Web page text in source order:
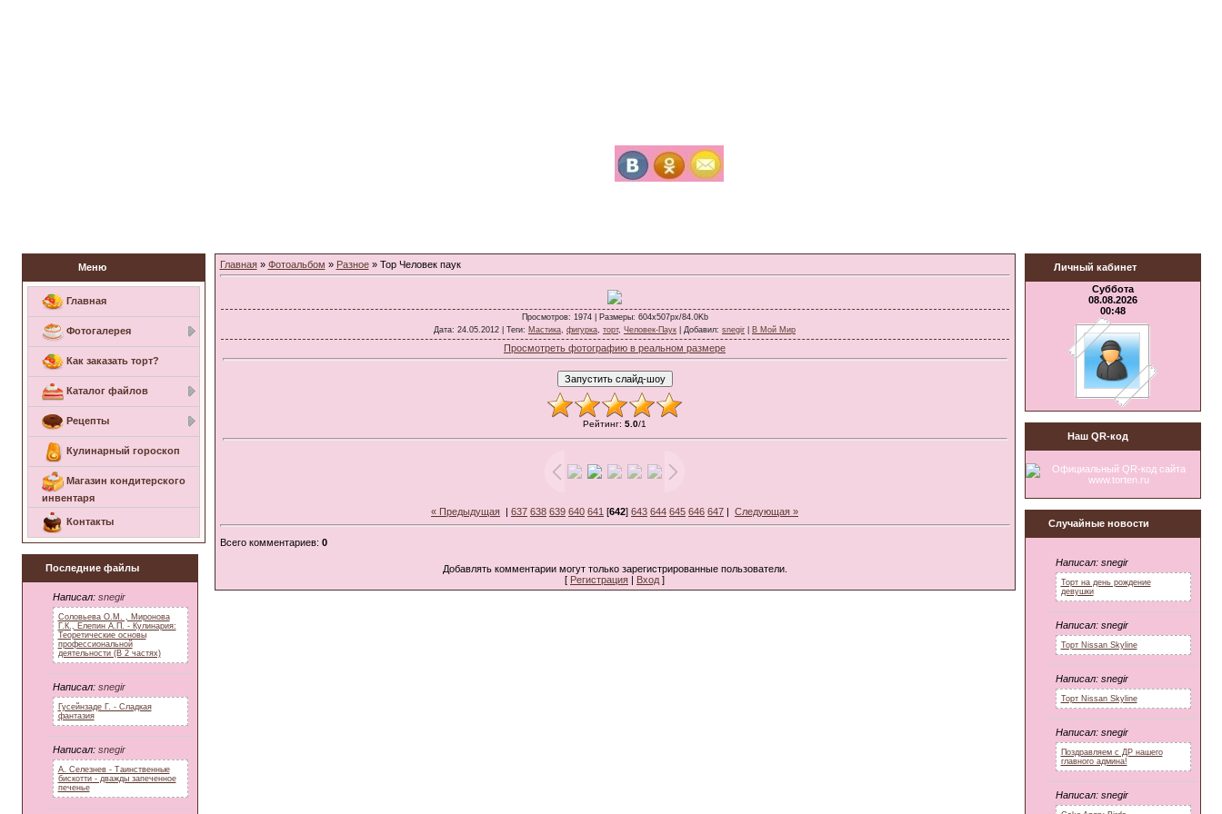
Меню
Главная
Фотогалерея
Как заказать торт?
Каталог файлов
Рецепты
Кулинарный гороскоп
Магазин кондитерского
инвентаря
Контакты
Последние файлы
Написал: snegir
Соловьева О.М. , Миронова
Г.К., Елепин А.П. - Кулинария:
Теоретические основы
профессиональной
деятельности (В 2 частях)
Написал: snegir
Гусейнзаде Г. - Сладкая
фантазия
Написал: snegir
А. Селезнев - Таинственные
бискотти - дважды запеченное
печенье
Главная» Фотоальбом » Разное» Тор Человек паук
Просмотров: 1974 | Размеры: 604x507px/84.0Kb
Дата: 24.05.2012 | Теги: Мастика фигурка торт, Человек-Паук Добавил: snegir В Мой Мир
Просмотреть фотографию в реальном размере
Рейтинг: 5.0/1
« Предыдущая | 637 638 639 640 641 [642] 643 644 645 646 647 | Следующая »
Всего комментариев: 0
Добавлять комментарии могут только зарегистрированные пользователи.
[ Регистрация Вход ]
Личный кабинет
Суббота
08.08.2026
00:48
Наш QR-код
Случайные новости
Написал: snegir
Торт на день рождение
девушки
Написал: snegir
Торт Nissan Skyline
Написал: snegir
Торт Nissan Skyline
Написал: snegir
Поздравляем с ДР нашего
главного админа!
Написал: snegir